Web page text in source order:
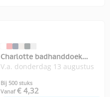
Charlotte badhanddoek
50x100 cm
V.a. donderdag 13 augustus
Bij 500 stuks
Vanaf € 4,32